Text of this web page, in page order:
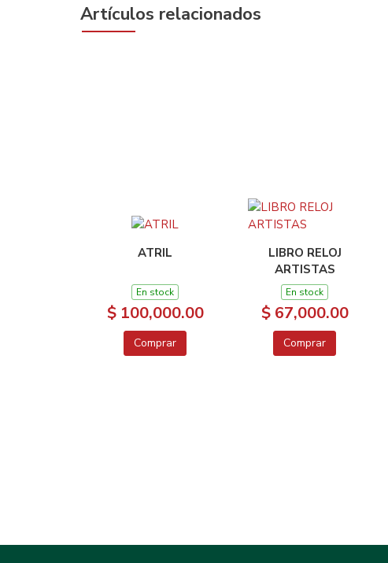
Artículos relacionados
ATRIL
En stock
$ 100,000.00
Comprar
LIBRO RELOJ
ARTISTAS
En stock
$ 67,000.00
Comprar